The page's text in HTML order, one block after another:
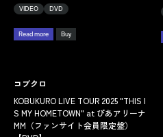
VIDEO DVD
Read more Buy
コブクロ
KOBUKURO LIVE TOUR 2025 "THIS I
S MY HOMETOWN" at ぴあアリーナ
MM（ファンサイト会員限定盤）